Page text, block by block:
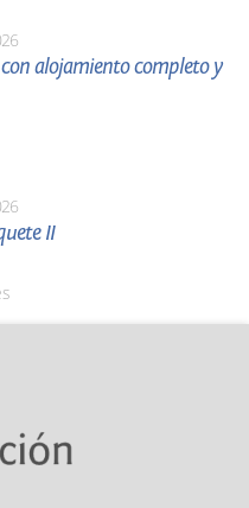
con alojamiento completo y
II